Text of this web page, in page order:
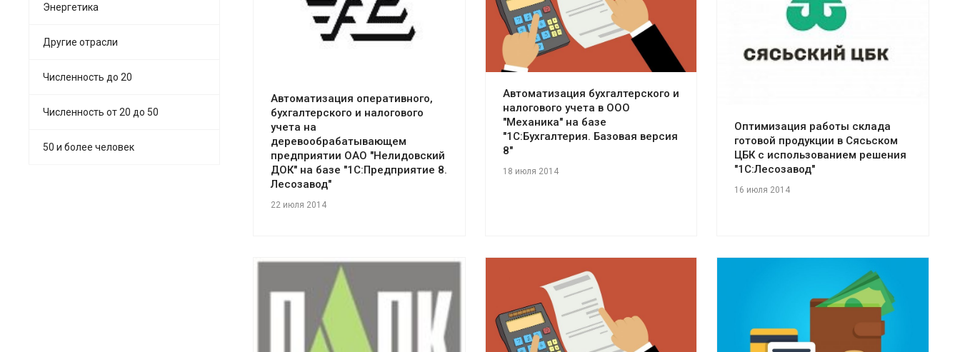
Смотреть проект
Автоматизация оперативного,
бухгалтерского и налогового
учета на
деревообрабатывающем
предприятии ОАО "Нелидовский
ДОК" на базе "1С:Предприятие 8.
Лесозавод"
22 июля 2014
Смотреть проект
Автоматизация бухгалтерского и
налогового учета в ООО
"Механика" на базе
"1С:Бухгалтерия. Базовая версия
8"
18 июля 2014
Смотреть проект
Оптимизация работы склада
готовой продукции в Сясьском
ЦБК с использованием решения
"1С:Лесозавод"
16 июля 2014
Смотреть проект Смотреть проект
Энергетика
Другие отрасли
Численность до 20
Численность от 20 до 50
50 и более человек